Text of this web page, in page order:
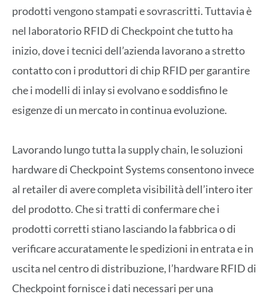
prodotti vengono stampati e sovrascritti. Tuttavia è
nel laboratorio RFID di Checkpoint che tutto ha
inizio, dove i tecnici dell’azienda lavorano a stretto
contatto con i produttori di chip RFID per garantire
che i modelli di inlay si evolvano e soddisfino le
esigenze di un mercato in continua evoluzione.
Lavorando lungo tutta la supply chain, le soluzioni
hardware di Checkpoint Systems consentono invece
al retailer di avere completa visibilità dell’intero iter
del prodotto. Che si tratti di confermare che i
prodotti corretti stiano lasciando la fabbrica o di
verificare accuratamente le spedizioni in entrata e in
uscita nel centro di distribuzione, l’hardware RFID di
Checkpoint fornisce i dati necessari per una